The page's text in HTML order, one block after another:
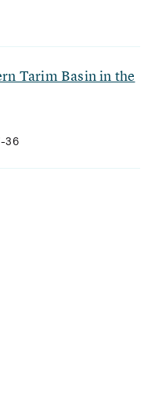
Tarim Basin in the
36